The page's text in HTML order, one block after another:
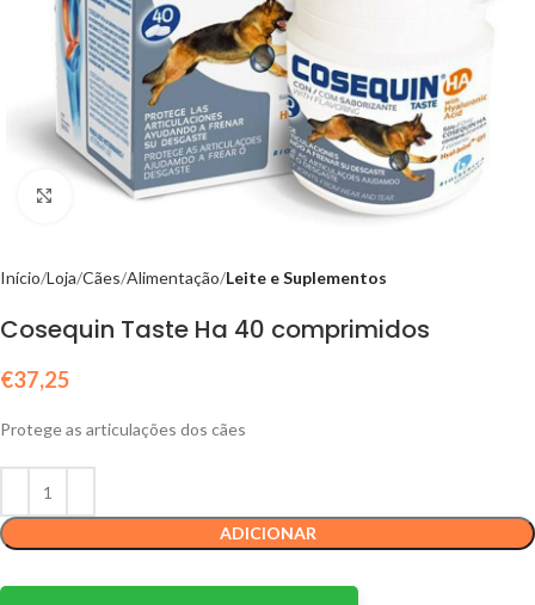
Click to enlarge
Início Loja Cães Alimentação Leite e Suplementos
Cosequin Taste Ha 40 comprimidos
€37,25
Protege as articulações dos cães
ADICIONAR